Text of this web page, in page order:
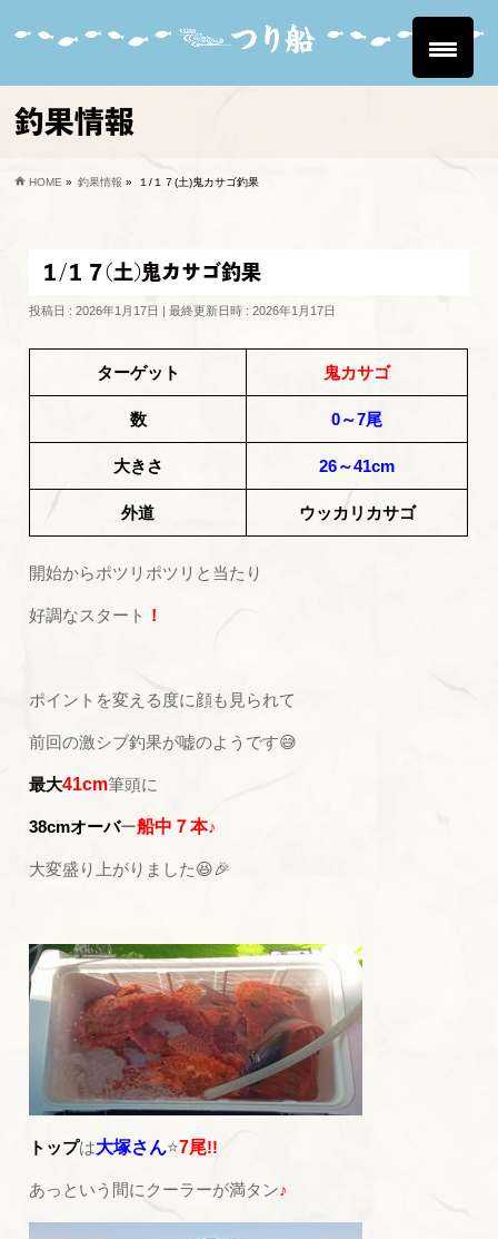
釣果情報
HOME » 釣果情報 » １/１７(土)鬼カサゴ釣果
１/１７(土)鬼カサゴ釣果
投稿日 : 2026年1月17日 最終更新日時 : 2026年1月17日
ターゲット 鬼カサゴ
数 0～7尾
大きさ 26～41cm
外道 ウッカリカサゴ
開始からポツリポツリと当たり
好調なスタート ！
ポイントを変える度に顔も見られて
前回の激シブ釣果が嘘のようです😅
最大41cm筆頭に
38cmオーバー船中７本♪
大変盛り上がりました😆🎉
トップは大塚さん⭐7尾!!
あっという間にクーラーが満タン♪